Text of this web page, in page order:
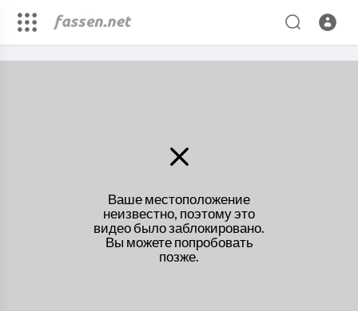
Ваше местоположение
неизвестно, поэтому это
видео было заблокировано.
Вы можете попробовать
позже.